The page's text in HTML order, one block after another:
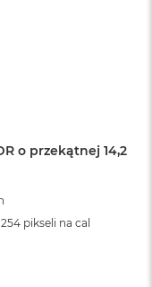
o przekątnej 14,2
pikseli na cal